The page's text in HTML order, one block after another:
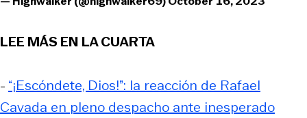
LEE MÁS EN LA CUARTA
- “¡Escóndete, Dios!”: la reacción de Rafael
Cavada en pleno despacho ante inesperado